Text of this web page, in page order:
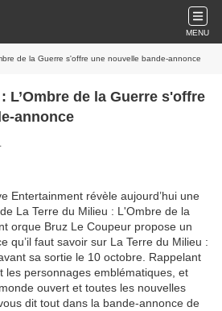
MENU
de la Guerre s'offre une nouvelle bande-annonce
L’Ombre de la Guerre s'offre
annonce
Entertainment révèle aujourd’hui une
La Terre du Milieu : L'Ombre de la
orque Bruz Le Coupeur propose un
qu’il faut savoir sur La Terre du Milieu :
sa sortie le 10 octobre. Rappelant
les personnages emblématiques, et
ouvert et toutes les nouvelles
dit tout dans la bande-annonce de